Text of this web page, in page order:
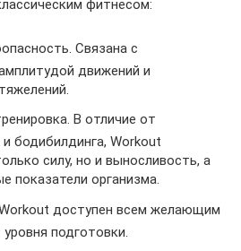
фитнесом:
Связана с
движений и
В отличие от
и бодибилдинга, Workout
силу, но и выносливость, а
показатели организма.
доступен всем желающим
подготовки.